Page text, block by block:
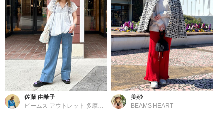
佐藤 由希子
美砂
BEAMS HEART